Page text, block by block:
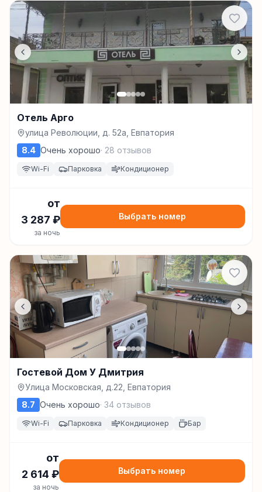
Отель Арго
улица Революции, д. 52а, Евпатория
8.4 Очень хорошо· 28 отзывов
Wi-Fi Парковка Кондиционер
от
3 287 ₽
за ночь
Выбрать номер
Гостевой Дом У Дмитрия
Улица Московская, д.22, Евпатория
8.7 Очень хорошо· 34 отзывов
Wi-Fi Парковка Кондиционер Бар
от
2 614 ₽
за ночь
Выбрать номер